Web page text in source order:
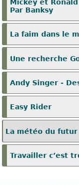
Mickey et
Par Banksy
La faim dans le
Une recherche
Andy Singer -
Easy Rider
La météo du futur
Travailler c’est